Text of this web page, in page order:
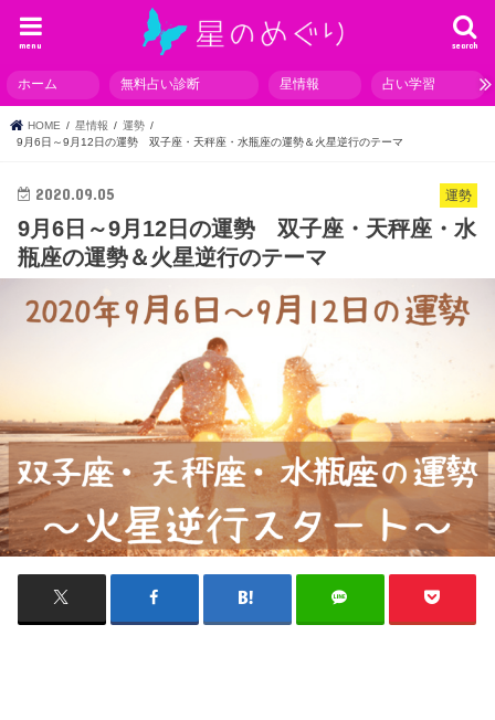
search
menu
ホーム 無料占い診断 星情報 占い学習
HOME 星情報
運勢
9月6日～9月12日の運勢 双子座・天秤座・水瓶座の運勢＆火星逆行のテーマ
運勢
2020.09.05
9月6日～9月12日の運勢 双子座・天秤座・水
瓶座の運勢＆火星逆行のテーマ